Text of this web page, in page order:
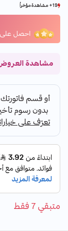
19+ مشاهدة مؤخراً
152+ بيع مؤخراً
19+ مشاهدة مؤخراً
152+ بيع مؤخراً
احصل على
مشاهدة
متبقي 7 فقط